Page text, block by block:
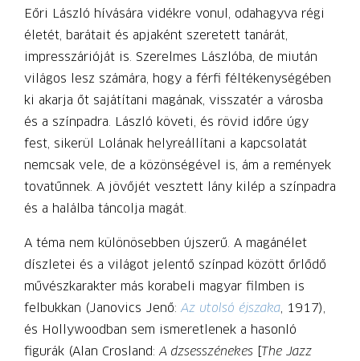
Eőri László hívására vidékre vonul, odahagyva régi
életét, barátait és apjaként szeretett tanárát,
impresszárióját is. Szerelmes Lászlóba, de miután
világos lesz számára, hogy a férfi féltékenységében
ki akarja őt sajátítani magának, visszatér a városba
és a színpadra. László követi, és rövid időre úgy
fest, sikerül Lolának helyreállítani a kapcsolatát
nemcsak vele, de a közönségével is, ám a remények
tovatűnnek. A jövőjét vesztett lány kilép a színpadra
és a halálba táncolja magát.
A téma nem különösebben újszerű. A magánélet
díszletei és a világot jelentő színpad között őrlődő
művészkarakter más korabeli magyar filmben is
felbukkan (Janovics Jenő: Az utolsó éjszaka, 1917),
és Hollywoodban sem ismeretlenek a hasonló
figurák (Alan Crosland:A dzsesszénekes The Jazz